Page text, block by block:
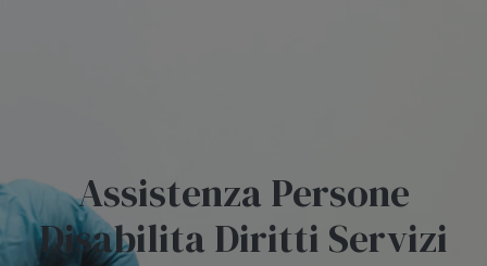
Assistenza Persone
Disabilita Diritti Servizi